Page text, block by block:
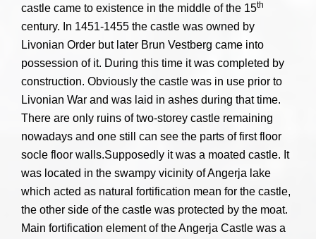
castle came to existence in the middle of the 15th
century. In 1451-1455 the castle was owned by
Livonian Order but later Brun Vestberg came into
possession of it. During this time it was completed by
construction. Obviously the castle was in use prior to
Livonian War and was laid in ashes during that time.
There are only ruins of two-storey castle remaining
nowadays and one still can see the parts of first floor
socle floor walls.Supposedly it was a moated castle. It
was located in the swampy vicinity of Angerja lake
which acted as natural fortification mean for the castle,
the other side of the castle was protected by the moat.
Main fortification element of the Angerja Castle was a